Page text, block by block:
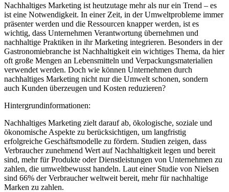
Nachhaltiges Marketing ist heutzutage mehr als nur ein Trend – es
ist eine Notwendigkeit. In einer Zeit, in der Umweltprobleme immer
präsenter werden und die Ressourcen knapper werden, ist es
wichtig, dass Unternehmen Verantwortung übernehmen und
nachhaltige Praktiken in ihr Marketing integrieren. Besonders in der
Gastronomiebranche ist Nachhaltigkeit ein wichtiges Thema, da hier
oft große Mengen an Lebensmitteln und Verpackungsmaterialien
verwendet werden. Doch wie können Unternehmen durch
nachhaltiges Marketing nicht nur die Umwelt schonen, sondern
auch Kunden überzeugen und Kosten reduzieren?
Hintergrundinformationen:
Nachhaltiges Marketing zielt darauf ab, ökologische, soziale und
ökonomische Aspekte zu berücksichtigen, um langfristig
erfolgreiche Geschäftsmodelle zu fördern. Studien zeigen, dass
Verbraucher zunehmend Wert auf Nachhaltigkeit legen und bereit
sind, mehr für Produkte oder Dienstleistungen von Unternehmen zu
zahlen, die umweltbewusst handeln. Laut einer Studie von Nielsen
sind 66% der Verbraucher weltweit bereit, mehr für nachhaltige
Marken zu zahlen.